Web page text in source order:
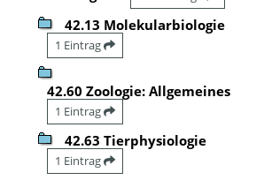
42.13 Molekularbiologie
1 Eintrag
42.60 Zoologie: Allgemeines
1 Eintrag
42.63 Tierphysiologie
1 Eintrag